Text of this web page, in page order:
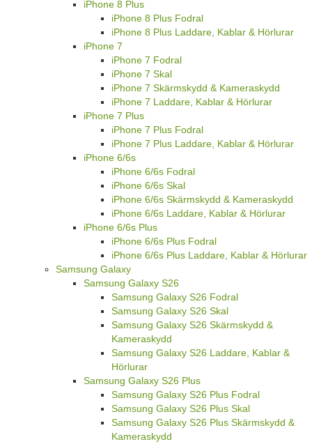
iPhone 8 Plus
iPhone 8 Plus Fodral
iPhone 8 Plus Laddare, Kablar & Hörlurar
iPhone 7
iPhone 7 Fodral
iPhone 7 Skal
iPhone 7 Skärmskydd & Kameraskydd
iPhone 7 Laddare, Kablar & Hörlurar
iPhone 7 Plus
iPhone 7 Plus Fodral
iPhone 7 Plus Laddare, Kablar & Hörlurar
iPhone 6/6s
iPhone 6/6s Fodral
iPhone 6/6s Skal
iPhone 6/6s Skärmskydd & Kameraskydd
iPhone 6/6s Laddare, Kablar & Hörlurar
iPhone 6/6s Plus
iPhone 6/6s Plus Fodral
iPhone 6/6s Plus Laddare, Kablar & Hörlurar
Samsung Galaxy
Samsung Galaxy S26
Samsung Galaxy S26 Fodral
Samsung Galaxy S26 Skal
Samsung Galaxy S26 Skärmskydd &
Kameraskydd
Samsung Galaxy S26 Laddare, Kablar &
Hörlurar
Samsung Galaxy S26 Plus
Samsung Galaxy S26 Plus Fodral
Samsung Galaxy S26 Plus Skal
Samsung Galaxy S26 Plus Skärmskydd &
Kameraskydd